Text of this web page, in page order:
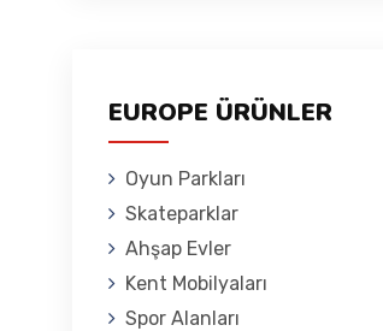
EUROPE ÜRÜNLER
Oyun Parkları
Skateparklar
Ahşap Evler
Kent Mobilyaları
Spor Alanları